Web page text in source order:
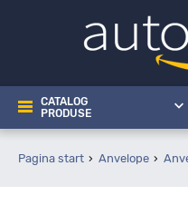
CATALOG
PRODUSE
Pagina start Anvelope